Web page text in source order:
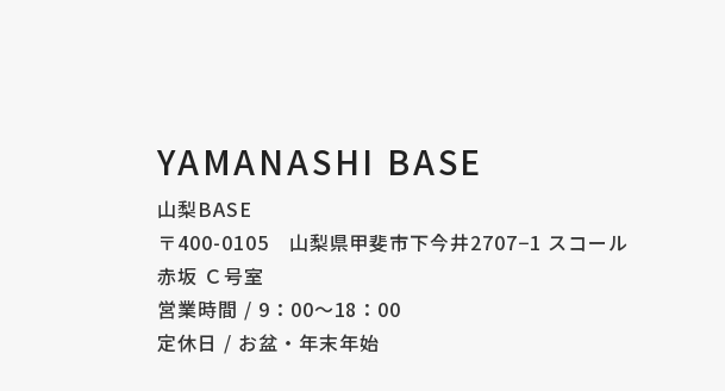
YAMANASHI BASE
山梨BASE
〒400-0105 山梨県甲斐市下今井2707−1 スコール
赤坂 Ｃ号室
営業時間 / 9：00〜18：00
定休日 / お盆・年末年始